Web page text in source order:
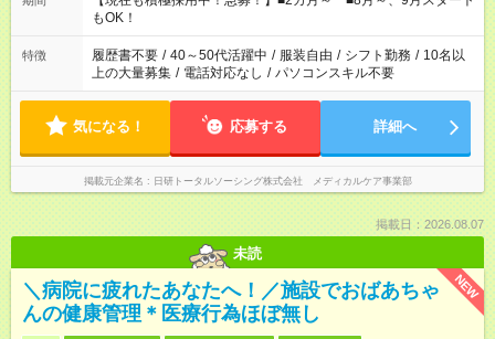
の方へ 今ご覧のお仕事で希望する勤務時間と、もう1つのお仕事
の勤務時間。 合計で週40時間を超える場合は応募できません。
もOK！
特徴 履歴書不要 / 40～50代活躍中 / 服装自由 / シフト勤務 / 10名以
上の大量募集 / 電話対応なし / パソコンスキル不要
気になる！ 応募する 詳細へ
掲載元企業名 日研トータルソーシング株式会社 メディカルケア事業部
掲載日：2026.08.07
未読
NEW
＼病院に疲れたあなたへ！／施設でおばあちゃ
んの健康管理＊医療行為ほぼ無し